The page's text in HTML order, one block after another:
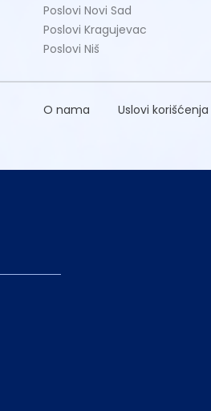
Poslovi Novi Sad
Poslovi Kragujevac
Poslovi Niš
O nama Uslovi korišćenja